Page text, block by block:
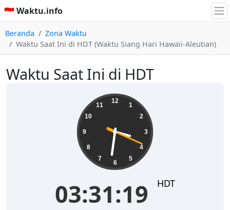
🇮🇩 Waktu.info
Beranda
Zona Waktu
Waktu Saat Ini di HDT (Waktu Siang Hari Hawaii-Aleutian)
Waktu Saat Ini di HDT
12
1
2
3
4
5
6
7
8
9
10
11
03:31:19 HDT